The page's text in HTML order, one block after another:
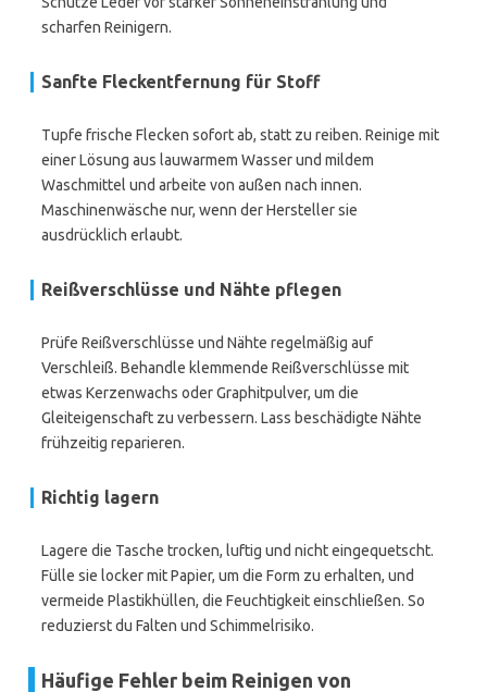
scharfen Reinigern.
Sanfte Fleckentfernung für Stoff
Tupfe frische Flecken sofort ab, statt zu reiben. Reinige mit
einer Lösung aus lauwarmem Wasser und mildem
Waschmittel und arbeite von außen nach innen.
Maschinenwäsche nur, wenn der Hersteller sie
ausdrücklich erlaubt.
Reißverschlüsse und Nähte pflegen
Prüfe Reißverschlüsse und Nähte regelmäßig auf
Verschleiß. Behandle klemmende Reißverschlüsse mit
etwas Kerzenwachs oder Graphitpulver, um die
Gleiteigenschaft zu verbessern. Lass beschädigte Nähte
frühzeitig reparieren.
Richtig lagern
Lagere die Tasche trocken, luftig und nicht eingequetscht.
Fülle sie locker mit Papier, um die Form zu erhalten, und
vermeide Plastikhüllen, die Feuchtigkeit einschließen. So
reduzierst du Falten und Schimmelrisiko.
Häufige Fehler beim Reinigen von